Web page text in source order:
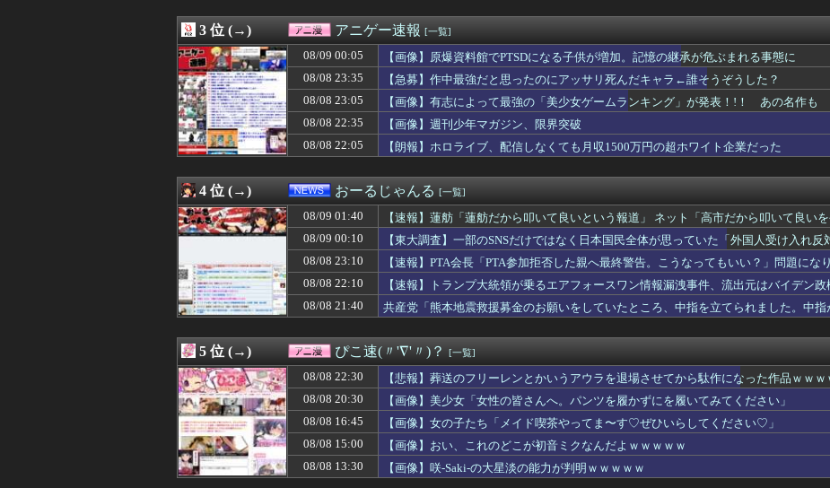
08/09 01:00
【腹筋崩壊】見た瞬間吹いた画像を貼っていくスレｗｗｗｗ
08/09 01:00
【にじ甲2026】ところで野球って魔法使うのOKなんやっけ？
08/09 01:00
認知症の高齢者の資産260兆円が狙われている！ 「被害者の8割がだまされた認識...
08/09 01:00
【ラブライブ！】降幡愛さんがドッキリGPに出演！！！！
08/09 01:00
【画像】この兎のアイドルVチューバーが可愛いｗｗｗｗｗｗｗｗｗｗ
08/09 01:00
【イタリア-ギリシャ】古代からのライバル関係【ポーランドボール】
08/09 01:00
【悲報】ヤニねこで抜けるキャラ、74%が一致してしまう・・・
08/09 01:00
【映画館ポップコーン】隣でクチャクチャゴクゴクやられて頭にきてぶん殴ったらスタ...
08/09 01:00
【東京】“インプラント壊れた”恐喝か 実際は装着なし 55歳男逮捕「100件...
08/09 00:56
33歳の童顔ロリっ子グラドル、ドスケベDVDで限界ギリギリ露出wwwwww辰巳...
08/09 00:56
【朗報】天才、三井寺 眞…国際移籍はFIFA規定で出来ないから高校卒業したらド...
08/09 00:55
角栓ニュルッ、歯茎グラグラ… 「気持ち悪いネット広告」への苦情が急増 [8/...
08/09 00:50
【画像】渋谷に古き良きギャル、現るｗｗｗｗｗｗｗｗｗｗｗｗ 【Pickup08...
俺「あなたの幸せを壊してしまい申し訳ない」 間男の婚約者「私は結婚する前でした...
08/09 00:50
【画像】感電gif特集！見てるだけでビリビリくるやつｗｗｗｗ
08/09 00:49
【九州名物】鶏刺し食べた医師、全身麻痺へ…「死んだほうが良かったと思っていた」
08/09 00:48
佐々木朗希が巨大グローブで見せた好フィールディングにMLBファン騒然！←「目を...
08/09 00:46
広島東洋カープ、暴力団に対する声明を発表
08/09 00:45
【悲報】女審判さん、甲子園で盛大にやらかす
08/09 00:45
【悲報】トリコの新作グッズ、小松の顔が別人になってしまうｗｗｗｗ
08/09 00:42
【画像】NHK浅田春奈アナの巨乳が垂れ始めてしまう
08/09 00:40
【画像】爆乳女さん、乳を出さないと息苦しいｗｗｗwｗｗｗｗｗｗｗｗ❤
08/09 00:39
【ホロライブ】メイドインアビスまじか、カリオペすげえな
08/09 00:39
派遣の新人おっさん2人組をクビにしてええんか？
08/09 00:39
「近年稀に見るどころの話じゃないぞ」と台風15号の予想進路に困惑する人が多数、...
08/09 00:36
『グロウアップショウ ～ひまわりのサーカス団～』6話感想 本当のサーカスとは…
08/09 00:35
中居正広、熊本に多額の寄付していた。知人「誰にも知られなくてもいい、と公表して...
3 位 (→) アニゲー速報 [一覧]
08/09 00:05
【画像】原爆資料館でPTSDになる子供が増加。記憶の継承が危ぶまれる事態に
08/08 23:35
【急募】作中最強だと思ったのにアッサリ死んだキャラ←誰そうぞうした？
08/08 23:05
【画像】有志によって最強の「美少女ゲームランキング」が発表！!！ あの名作も
08/08 22:35
【画像】週刊少年マガジン、限界突破
08/08 22:05
【朗報】ホロライブ、配信しなくても月収1500万円の超ホワイト企業だった
4 位 (→) おーるじゃんる [一覧]
08/09 01:40
【速報】蓮舫「蓮舫だから叩いて良いという報道」 ネット「高市だから叩いて良い
08/09 00:10
【東大調査】一部のSNSだけではなく日本国民全体が思っていた「外国人受け入れ反
08/08 23:10
【速報】PTA会長「PTA参加拒否した親へ最終警告。こうなってもいい？」問題にな
08/08 22:10
【速報】トランプ大統領が乗るエアフォースワン情報漏洩事件、流出元はバイデン
り消す」
08/08 21:40
共産党「熊本地震救援募金のお願いをしていたところ、中指を立てられました。中
5 位 (→) ぴこ速(〃'∇'〃)？ [一覧]
08/08 22:30
【悲報】葬送のフリーレンとかいうアウラを退場させてから駄作になった作品ｗｗｗ
08/08 20:30
【画像】美少女「女性の皆さんへ。パンツを履かずにを履いてみてください」
08/08 16:45
【画像】女の子たち「メイド喫茶やってま〜す♡ぜひいらしてください♡」
08/08 15:00
【画像】おい、これのどこが初音ミクなんだよｗｗｗｗｗ
08/08 13:30
【画像】咲-Saki-の大星淡の能力が判明ｗｗｗｗｗ